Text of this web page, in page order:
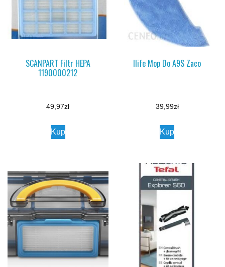
SCANPART Filtr HEPA
1190000212
49,97zł
Kup
Ilife Mop Do A9S Zaco
39,99zł
Kup